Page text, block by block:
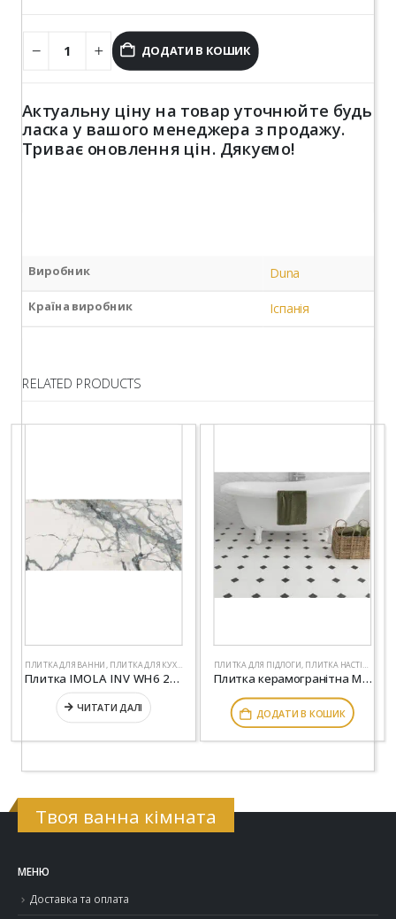
ДОДАТИ В КОШИК
Актуальну ціну на товар уточнюйте будь
ласка у вашого менеджера з продажу.
Триває оновлення цін. Дякуємо!
Виробник Duna
Країна виробник Іспанія
RELATED PRODUCTS
ПЛИТКА ДЛЯ ВАННИ ПЛИТКА ДЛЯ КУХНІ ПЛИТКА ДЛЯ ПІДЛОГИ,ПЛИТКА НАСТІННА
Плитка IMOLA INV WH6 260 LP
ЧИТАТИ ДАЛІ
ПЛИТКА ДЛЯ ПІДЛОГИ ПЛИТКА НАСТІННА
Плитка керамогранітна Modern Bianco Octagon STR 198x198x7,5 Paradyz
ДОДАТИ В КОШИК
Твоя ванна кімната
МЕНЮ
Доставка та оплата